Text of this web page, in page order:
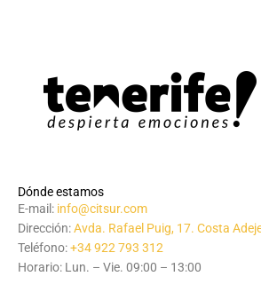
Dónde estamos
E-mail: info@citsur.com
Dirección:Avda. Rafael Puig, 17. Costa
Teléfono:+34 922 793 312
Horario: Lun. – Vie. 09:00 – 13:00